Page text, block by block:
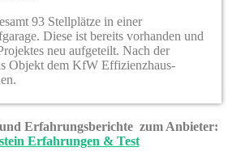
93 Stellplätze in einer
Diese ist bereits vorhanden und
neu aufgeteilt. Nach der
Objekt dem KfW Effizienzhaus-
Erfahrungsberichte zum Anbieter:
Erfahrungen & Test